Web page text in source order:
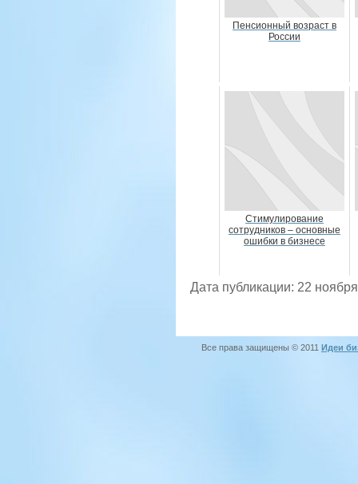
Пенсионный возраст в
России
Стимулирование
сотрудников – основные
ошибки в бизнесе
Дата публикации: 22
Все права защищены © 2011 Идеи